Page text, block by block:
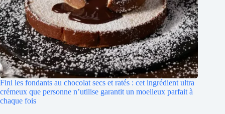
Fini les fondants au chocolat secs et ratés : cet ingrédient ultra
crémeux que personne n’utilise garantit un moelleux parfait à
chaque fois